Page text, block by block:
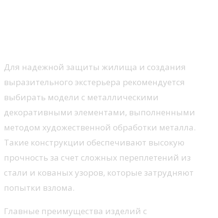
Для надежной защиты жилища и создания
выразительного экстерьера рекомендуется
выбирать модели с металлическими
декоративными элементами, выполненными
методом художественной обработки металла.
Такие конструкции обеспечивают высокую
прочность за счет сложных переплетений из
стали и кованых узоров, которые затрудняют
попытки взлома.
Главные преимущества изделий с